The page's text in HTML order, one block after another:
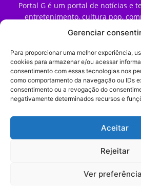
Gerenciar
Para proporcionar uma melhor experiência,
cookies para armazenar e/ou acessar
consentimento com essas tecnologias nos
como comportamento da navegação ou IDs
consentimento ou a revogação do
negativamente determinados recursos e
Aceitar
Rejeitar
Ver
Portal G é um portal de notícias e
entretenimento, cultura pop,
streaming, games e iniciativas de
forma como o público vive e
Contato:
Início Sobre
Política de Privacidade